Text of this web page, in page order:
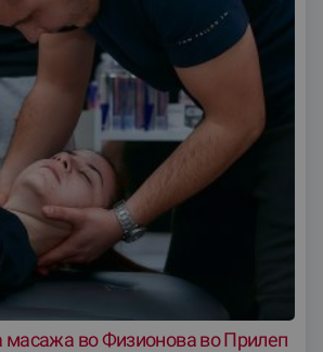
во Физионова во Прилеп